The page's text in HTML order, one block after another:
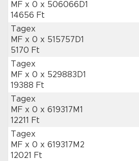
MF x 0 x 506066D1
14656 Ft
Tagex
MF x 0 x 515757D1
5170 Ft
Tagex
MF x 0 x 529883D1
19388 Ft
Tagex
MF x 0 x 619317M1
12211 Ft
Tagex
MF x 0 x 619317M2
12021 Ft